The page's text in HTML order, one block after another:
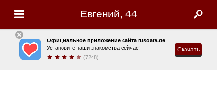
Евгений, 44
Официальное приложение сайта rusdate.de
Установите наши знакомства сейчас!
(7248)
Скачать